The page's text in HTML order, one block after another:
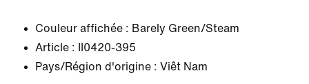
Couleur affichée : Barely Green/Steam
Article :
II0420-395
Pays/Région d'origine : Viêt Nam